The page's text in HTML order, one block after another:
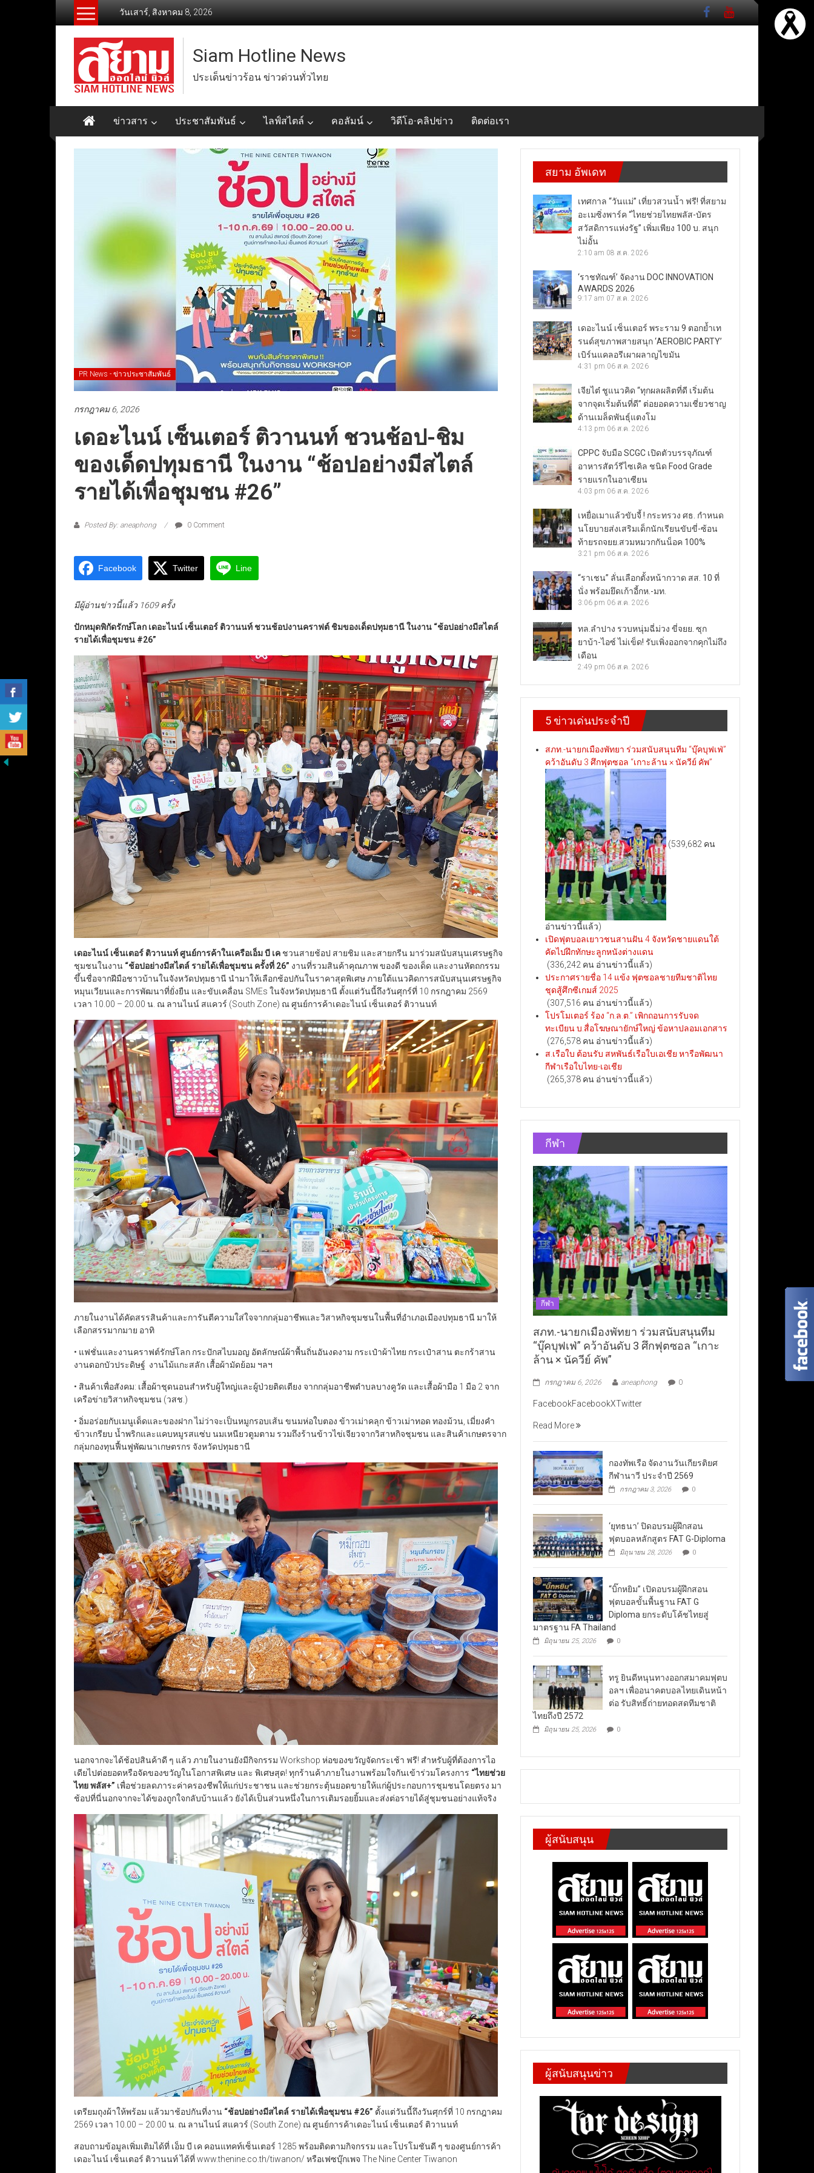
วันเสาร์, สิงหาคม 8, 2026
Siam Hotline News
ประเด็นข่าวร้อน ข่าวด่วนทั่วไทย
ข่าวสาร ประชาสัมพันธ์ ไลฟ์สไตล์ คอลัมน์ วิดีโอ-คลิปข่าว ติดต่อเรา
PR News - ข่าวประชาสัมพันธ์
กรกฎาคม 6, 2026
เดอะไนน์ เซ็นเตอร์ ติวานนท์ ชวนช้อป-ชิม
ของเด็ดปทุมธานี ในงาน “ช้อปอย่างมีสไตล์
รายได้เพื่อชุมชน #26”
Posted By: aneaphong 0 Comment
Facebook Twitter Line
มีผู้อ่านข่าวนี้แล้ว 1609 ครั้ง
ปักหมุดพิกัดรักษ์โลก เดอะไนน์ เซ็นเตอร์ ติวานนท์ ชวนช้อปงานคราฟต์ ชิมของเด็ดปทุมธานี ในงาน “ช้อปอย่างมีสไตล์
รายได้เพื่อชุมชน #26”
เดอะไนน์ เซ็นเตอร์ ติวานนท์ ศูนย์การค้าในเครือเอ็ม บี เค ชวนสายช้อป สายชิม และสายกรีน มาร่วมสนับสนุนเศรษฐกิจ
ชุมชนในงาน “ช้อปอย่างมีสไตล์ รายได้เพื่อชุมชน ครั้งที่ 26” งานที่รวมสินค้าคุณภาพ ของดี ของเด็ด และงานหัตถกรรม
ขึ้นชื่อจากฝีมือชาวบ้านในจังหวัดปทุมธานี นำมาให้เลือกช้อปกันในราคาสุดพิเศษ ภายใต้แนวคิดการสนับสนุนเศรษฐกิจ
หมุนเวียนและการพัฒนาที่ยั่งยืน และขับเคลื่อน SMEs ในจังหวัดปทุมธานี ตั้งแต่วันนี้ถึงวันศุกร์ที่ 10 กรกฎาคม 2569
เวลา 10.00 – 20.00 น. ณ ลานไนน์ สแควร์ (South Zone) ณ ศูนย์การค้าเดอะไนน์ เซ็นเตอร์ ติวานนท์
ภายในงานได้คัดสรรสินค้าและการันตีความใส่ใจจากกลุ่มอาชีพและวิสาหกิจชุมชนในพื้นที่อำเภอเมืองปทุมธานี มาให้
เลือกสรรมากมาย อาทิ
• แฟชั่นและงานคราฟต์รักษ์โลก กระปักสไบมอญ อัตลักษณ์ผ้าพื้นถิ่นอันงดงาม กระเป๋าผ้าไทย กระเป๋าสาน ตะกร้าสาน
งานดอกบัวประดิษฐ์ งานไม้แกะสลัก เสื้อผ้ามัดย้อม ฯลฯ
• สินค้าเพื่อสังคม: เสื้อผ้าชุดนอนสำหรับผู้ใหญ่และผู้ป่วยติดเตียง จากกลุ่มอาชีพตำบลบางคูวัด และเสื้อผ้ามือ 1 มือ 2 จาก
เครือข่ายวิสาหกิจชุมชน (วสช.)
• อิ่มอร่อยกับเมนูเด็ดและของฝาก ไม่ว่าจะเป็นหมูกรอบเส้น ขนมห่อใบตอง ข้าวเม่าคลุก ข้าวเม่าทอด ทองม้วน, เมี่ยงคำ
ข้าวเกรียบ น้ำพริกและแคบหมูรสแซ่บ นมเหนียวตูมตาม รวมถึงร้านข้าวไข่เจียวจากวิสาหกิจชุมชน และสินค้าเกษตรจาก
กลุ่มกองทุนฟื้นฟูพัฒนาเกษตรกร จังหวัดปทุมธานี
นอกจากจะได้ช้อปสินค้าดี ๆ แล้ว ภายในงานยังมีกิจกรรม Workshop ห่อของขวัญจัดกระเช้า ฟรี! สำหรับผู้ที่ต้องการไอ
เดียไปต่อยอดหรือจัดของขวัญในโอกาสพิเศษ และ พิเศษสุด! ทุกร้านค้าภายในงานพร้อมใจกันเข้าร่วมโครงการ “ไทยช่วย
ไทย พลัส+” เพื่อช่วยลดภาระค่าครองชีพให้แก่ประชาชน และช่วยกระตุ้นยอดขายให้แก่ผู้ประกอบการชุมชนโดยตรง มา
ช้อปที่นี่นอกจากจะได้ของถูกใจกลับบ้านแล้ว ยังได้เป็นส่วนหนึ่งในการเติมรอยยิ้มและส่งต่อรายได้สู่ชุมชนอย่างแท้จริง
เตรียมถุงผ้าให้พร้อม แล้วมาช้อปกันที่งาน “ช้อปอย่างมีสไตล์ รายได้เพื่อชุมชน #26” ตั้งแต่วันนี้ถึงวันศุกร์ที่ 10 กรกฎาคม
2569 เวลา 10.00 – 20.00 น. ณ ลานไนน์ สแควร์ (South Zone) ณ ศูนย์การค้าเดอะไนน์ เซ็นเตอร์ ติวานนท์
สอบถามข้อมูลเพิ่มเติมได้ที่ เอ็ม บี เค คอนแทคท์เซ็นเตอร์ 1285 พร้อมติดตามกิจกรรม และโปรโมชันดี ๆ ของศูนย์การค้า
เดอะไนน์ เซ็นเตอร์ ติวานนท์ ได้ที่ www.thenine.co.th/tiwanon/ หรือเฟซบุ๊กเพจ The Nine Center Tiwanon
สยาม อัพเดท
เทศกาล “วันแม่” เที่ยวสวนน้ำ ฟรี! ที่สยาม
อะเมซิ่งพาร์ค “ไทยช่วยไทยพลัส-บัตร
สวัสดิการแห่งรัฐ” เพิ่มเพียง 100 บ. สนุก
ไม่อั้น
2:10 am 08 ส.ค. 2026
‘ราชทัณฑ์’ จัดงาน DOC INNOVATION
AWARDS 2026
9:17 am 07 ส.ค. 2026
เดอะไนน์ เซ็นเตอร์ พระราม 9 ตอกย้ำเท
รนด์สุขภาพสายสนุก ‘AEROBIC PARTY’
เบิร์นแคลอรีเผาผลาญไขมัน
4:31 pm 06 ส.ค. 2026
เจียไต๋ ชูแนวคิด “ทุกผลผลิตที่ดี เริ่มต้น
จากจุดเริ่มต้นที่ดี” ต่อยอดความเชี่ยวชาญ
ด้านเมล็ดพันธุ์แตงโม
4:13 pm 06 ส.ค. 2026
CPPC จับมือ SCGC เปิดตัวบรรจุภัณฑ์
อาหารสัตว์รีไซเคิล ชนิด Food Grade
รายแรกในอาเซียน
4:03 pm 06 ส.ค. 2026
เหยื่อเมาแล้วขับจี้ ! กระทรวง ศธ. กำหนด
นโยบายส่งเสริมเด็กนักเรียนขับขี่-ซ้อน
ท้ายรถจยย.สวมหมวกกันน็อค 100%
3:21 pm 06 ส.ค. 2026
“ราเชน” ลั่นเลือกตั้งหน้ากวาด สส. 10 ที่
นั่ง พร้อมยึดเก้าอี้กห.-มท.
3:06 pm 06 ส.ค. 2026
ทล.ลำปาง รวบหนุ่มฉี่ม่วง ขี่จยย. ซุก
ยาบ้า-ไอซ์ ไม่เข็ด! รับเพิ่งออกจากคุกไม่ถึง
เดือน
2:49 pm 06 ส.ค. 2026
5 ข่าวเด่นประจำปี
สภท.-นายกเมืองพัทยา ร่วมสนับสนุนทีม “บุ๊คบุฟเฟ่”
คว้าอันดับ 3 ศึกฟุตซอล “เกาะล้าน × นัควีย์ คัพ”
(539,682 คน
อ่านข่าวนี้แล้ว)
เปิดฟุตบอลเยาวชนสานฝัน 4 จังหวัดชายแดนใต้
คัดไปฝึกทักษะลูกหนังต่างแดน
(336,242 คน อ่านข่าวนี้แล้ว)
ประกาศรายชื่อ 14 แข้ง ฟุตซอลชายทีมชาติไทย
ชุดสู้ศึกซีเกมส์ 2025
(307,516 คน อ่านข่าวนี้แล้ว)
โปรโมเตอร์ ร้อง “ก.ล.ต.” เพิกถอนการรับจด
ทะเบียน บ.สื่อโฆษณายักษ์ใหญ่ ข้อหาปลอมเอกสาร
(276,578 คน อ่านข่าวนี้แล้ว)
ส.เรือใบ ต้อนรับ สหพันธ์เรือใบเอเชีย หารือพัฒนา
กีฬาเรือใบไทย-เอเชีย
(265,378 คน อ่านข่าวนี้แล้ว)
กีฬา
กีฬา
สภท.-นายกเมืองพัทยา ร่วมสนับสนุนทีม
“บุ๊คบุฟเฟ่” คว้าอันดับ 3 ศึกฟุตซอล “เกาะ
ล้าน × นัควีย์ คัพ”
กรกฎาคม 6, 2026 aneaphong 0
FacebookFacebookXTwitter
Read More
กองทัพเรือ จัดงานวันเกียรติยศ
กีฬานาวี ประจำปี 2569
กรกฎาคม 3, 2026 0
‘ยุทธนา’ ปิดอบรมผู้ฝึกสอน
ฟุตบอลหลักสูตร FAT G-Diploma
มิถุนายน 28, 2026 0
“บิ๊กหยิม” เปิดอบรมผู้ฝึกสอน
ฟุตบอลขั้นพื้นฐาน FAT G
Diploma ยกระดับโค้ชไทยสู่
มาตรฐาน FA Thailand
มิถุนายน 25, 2026 0
ทรู ยินดีหนุนทางออกสมาคมฟุตบ
อลฯ เพื่ออนาคตบอลไทยเดินหน้า
ต่อ รับสิทธิ์ถ่ายทอดสดทีมชาติ
ไทยถึงปี 2572
มิถุนายน 25, 2026 0
ผู้สนับสนุน
ผู้สนับสนุนข่าว